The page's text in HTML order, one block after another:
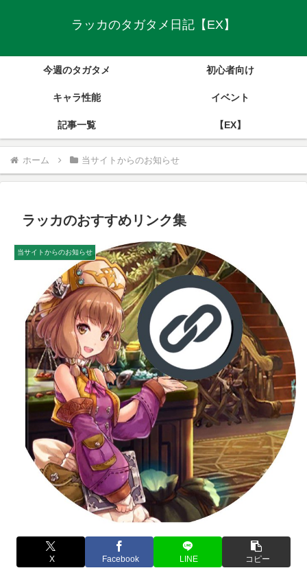
ラッカのタガタメ日記【EX】
今週のタガタメ 初心者向け
キャラ性能 イベント
記事一覧 【EX】
ホーム 当サイトからのお知らせ
ラッカのおすすめリンク集
当サイトからのお知らせ
X Facebook LINE コピー